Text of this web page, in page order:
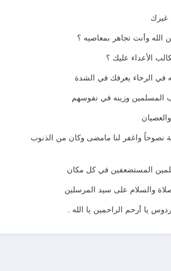
غيرك
الله وأنت تجاهر بمعاصيه ؟
الأعداء عليك ؟
في الرخاء يعرفك في الشدة
المسلمين وزينه في نفوسهم
نصوحاً واغفر لنا مامضى وكان من الذنوب
المستضعفين في كل مكان
والسلام على سيد المرسلين
يا أرحم الراحمين يا الله .